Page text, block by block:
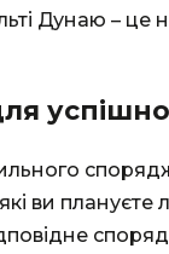
Дунаю – це
ви плануєте